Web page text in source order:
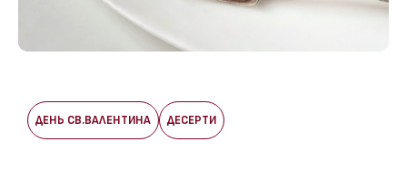
ДЕНЬ СВ.ВАЛЕНТИНА ДЕСЕРТИ